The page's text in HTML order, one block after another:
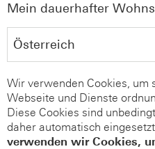
Mein dauerhafter
Wir verwenden Cookies, um
Webseite und Dienste
Diese Cookies sind
daher automatisch
verwenden wir Cookies,